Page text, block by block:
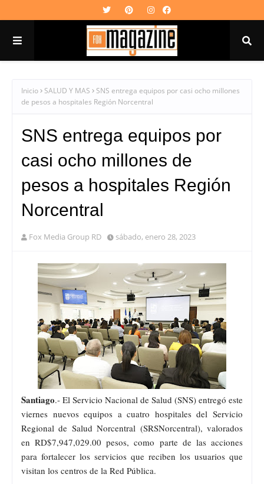
Inicio SALUD Y MAS
SNS entrega equipos por casi ocho millones
de pesos a hospitales Región Norcentral
SNS entrega equipos por
casi ocho millones de
pesos a hospitales Región
Norcentral
Fox Media Group RD sábado, enero 28, 2023
Santiago.- El Servicio Nacional de Salud (SNS) entregó este
viernes nuevos equipos a cuatro hospitales del Servicio
Regional de Salud Norcentral (SRSNorcentral), valorados
en RD$7,947,029.00 pesos, como parte de las acciones
para fortalecer los servicios que reciben los usuarios que
visitan los centros de la Red Pública.